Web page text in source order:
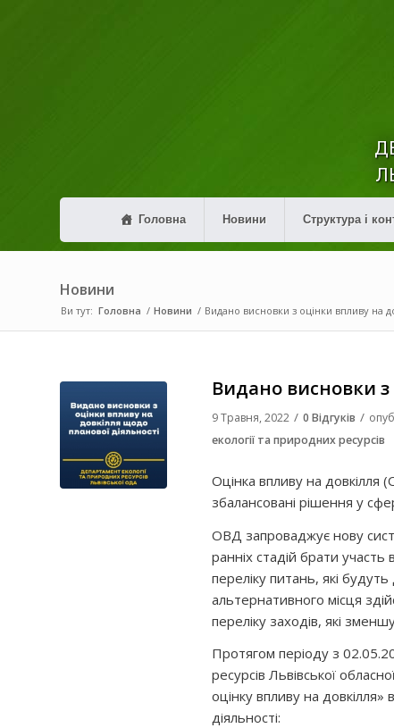
Головна Новини Структура і
Новини
Ви тут: Головна / Новини / Видано висновки з оцінки впливу на
Видано висновки
9 Травня, 2022 / 0 Відгуків /
екології та природних ресурсів
Оцінка впливу на
збалансовані рішення у
ОВД запроваджує нову
ранніх стадій брати
переліку питань, які
альтернативного місця
переліку заходів, які
Протягом періоду з
ресурсів Львівської
оцінку впливу на
діяльності: